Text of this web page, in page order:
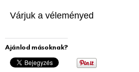
Várjuk a véleményed
Ajánlod másoknak?